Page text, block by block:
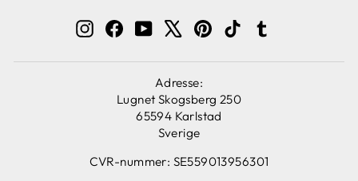
InstagramFacebook
YouTube Pinterest
TikTok
Adresse:
Lugnet Skogsberg 250
65594 Karlstad
Sverige
CVR-nummer: SE559013956301